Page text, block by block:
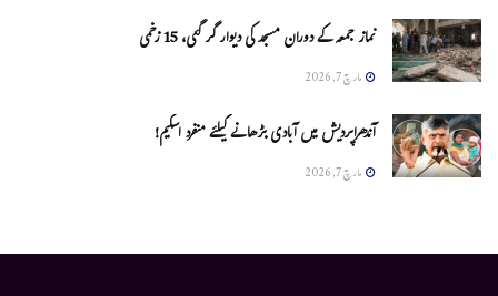
نماز جمعہ کے دوران مسجد کی دیوار گر گئی، 15 زخمی
مارچ 7, 2026
آندھراپردیش میں آبادی بڑھانے کیلئے منفرد اسکیم!
مارچ 7, 2026